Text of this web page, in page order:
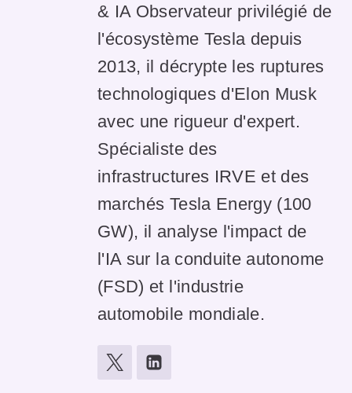
& IA Observateur privilégié de
l'écosystème Tesla depuis
2013, il décrypte les ruptures
technologiques d'Elon Musk
avec une rigueur d'expert.
Spécialiste des
infrastructures IRVE et des
marchés Tesla Energy (100
GW), il analyse l'impact de
l'IA sur la conduite autonome
(FSD) et l'industrie
automobile mondiale.